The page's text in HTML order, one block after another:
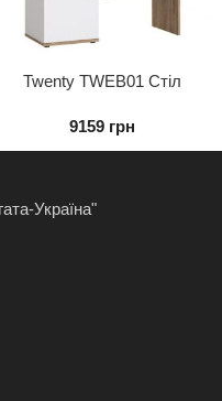
Twenty TWEB01 Стіл
9159 грн
Україна"